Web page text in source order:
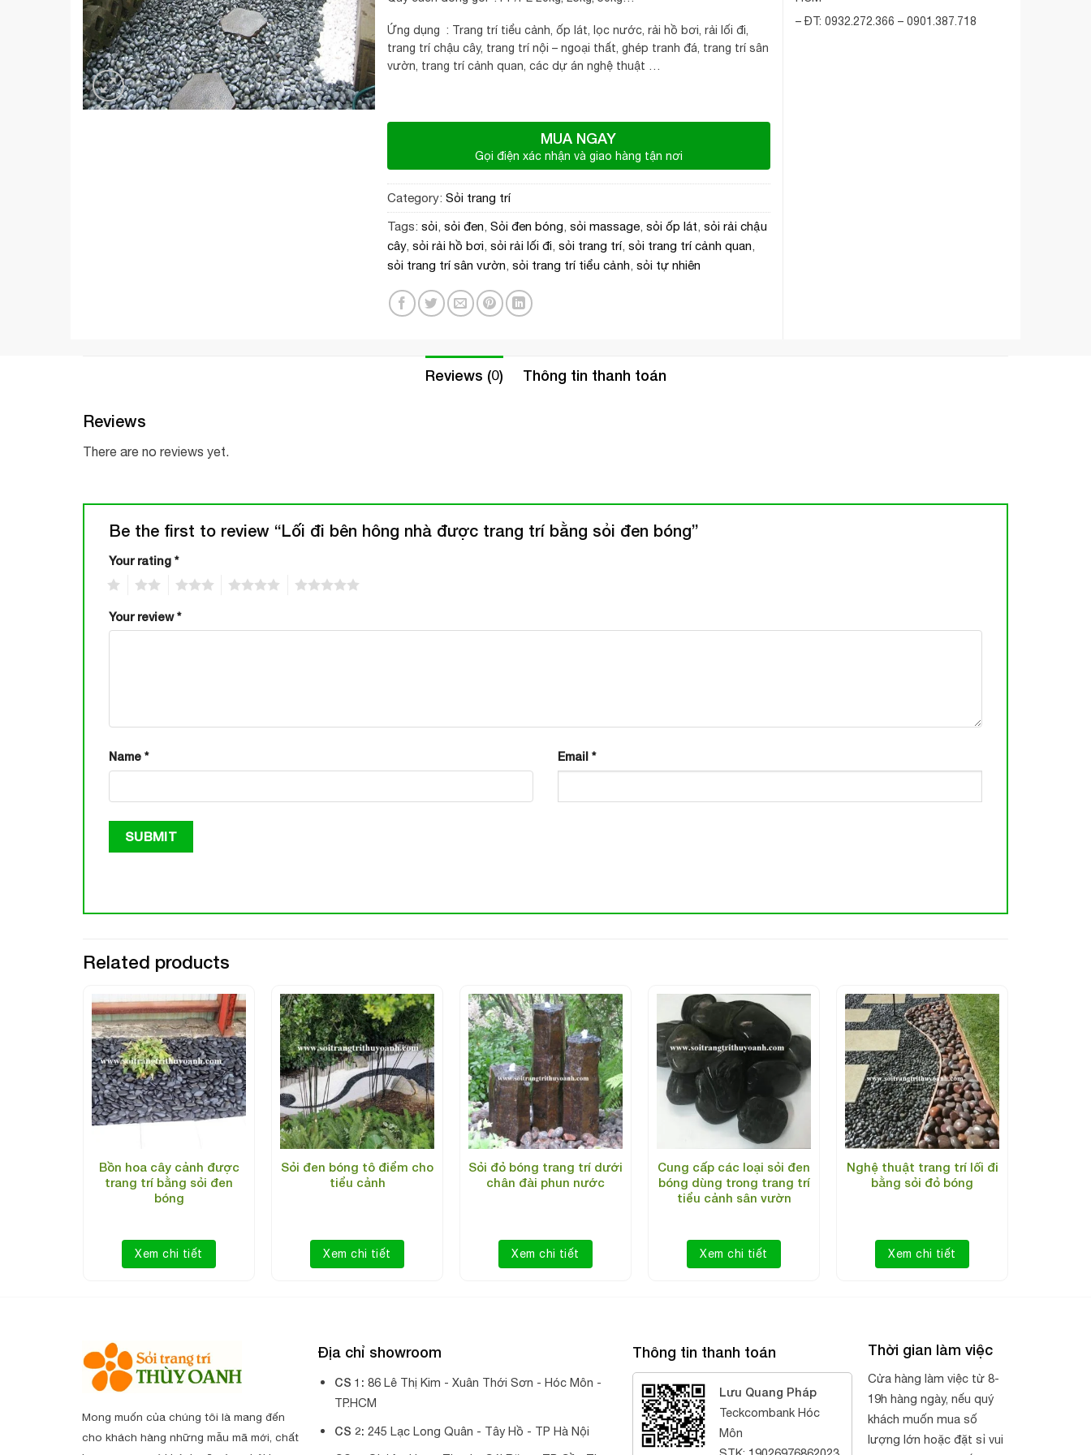
Ứng dụng : Trang trí tiểu cảnh, ốp lát, lọc nước, rải hồ bơi, rải lối đi,
trang trí chậu cây, trang trí nội – ngoại thất, ghép tranh đá, trang trí sân
vườn, trang trí cảnh quan, các dự án nghệ thuật …
MUA NGAY
Gọi điện xác nhận và giao hàng tận nơi
Category: Sỏi trang trí
Tags: sỏi, sỏi đen, Sỏi đen bóng, sỏi massage, sỏi ốp lát, sỏi rải chậu
cây, sỏi rải hồ bơi, sỏi rải lối đi, sỏi trang trí, sỏi trang trí cảnh quan,
sỏi trang trí sân vườn, sỏi trang trí tiểu cảnh, sỏi tự nhiên
– ĐT: 0932.272.366 – 0901.387.718
Reviews (0) Thông tin thanh toán
Reviews
There are no reviews yet.
Be the first to review “Lối đi bên hông nhà được trang trí bằng sỏi đen bóng”
Your rating *
Your review*
Name * Email *
Related products
Bồn hoa cây cảnh được
trang trí bằng sỏi đen
bóng
Xem chi tiết
Sỏi đen bóng tô điểm cho
tiểu cảnh
Xem chi tiết
Sỏi đỏ bóng trang trí dưới
chân đài phun nước
Xem chi tiết
Cung cấp các loại sỏi đen
bóng dùng trong trang trí
tiểu cảnh sân vườn
Xem chi tiết
Nghệ thuật trang trí lối đi
bằng sỏi đỏ bóng
Xem chi tiết
Mong muốn của chúng tôi là mang đến
cho khách hàng những mẫu mã mới, chất
Địa chỉ showroom
CS 1: 86 Lê Thị Kim - Xuân Thới Sơn - Hóc Môn -
TP.HCM
CS 2: 245 Lạc Long Quân - Tây Hồ - TP Hà Nội
Thông tin thanh toán
Lưu Quang Pháp
Teckcombank Hóc
Môn
Thời gian làm việc
Cửa hàng làm việc từ 8-
19h hàng ngày, nếu quý
khách muốn mua số
lượng lớn hoặc đặt sỉ vui